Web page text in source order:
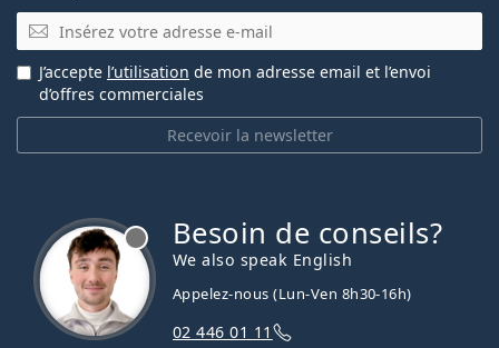
E-mail
Recevoir la newsletter
J’accepte l’utilisation de mon adresse email et l’envoi
d’offres commerciales
Besoin de conseils?
We also speak English
Appelez-nous (Lun-Ven 8h30-16h)
02 446 01 11